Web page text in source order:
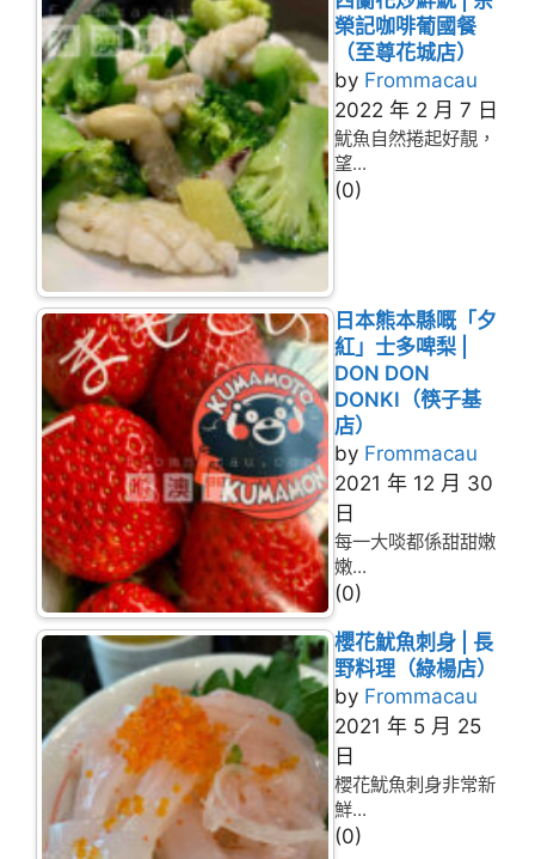
榮記咖啡葡國餐
（至尊花城店）
by Frommacau
2022 年 2 月 7 日
魷魚自然捲起好靚，
望...
(0)
日本熊本縣嘅「夕
紅」士多啤梨 |
DON DON
DONKI（筷子基
店）
by Frommacau
2021 年 12 月 30
日
每一大啖都係甜甜嫩
嫩...
(0)
櫻花魷魚刺身 | 長
野料理（綠楊店）
by Frommacau
2021 年 5 月 25
日
櫻花魷魚刺身非常新
鮮...
(0)